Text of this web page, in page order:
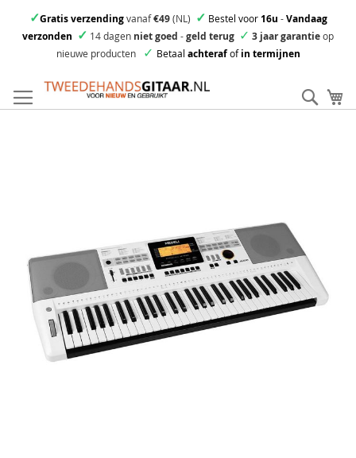
✓Gratis verzendingvanaf€49(NL) ✓ Bestel voor16u -Vandaag
verzonden ✓ 14 dagen niet goed -geld terug ✓ 3 jaar garantieop
nieuwe producten
✓ Betaal achterafofin termijnen
direct
door